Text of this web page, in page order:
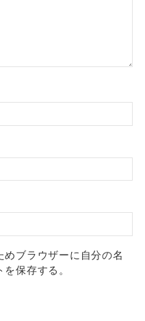
ブラウザーに自分の名
保存する。